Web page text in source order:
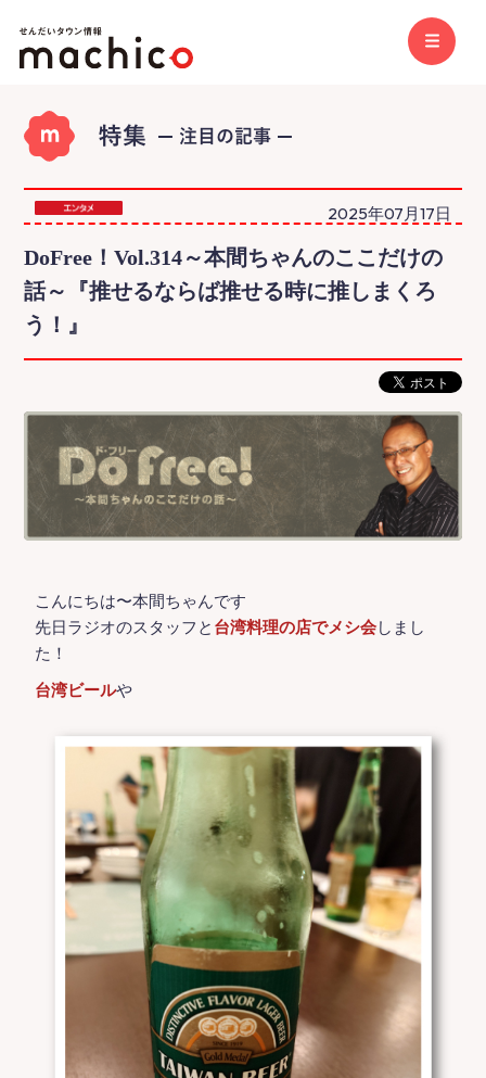
2025年07月17日
DoFree！Vol.314～本間ちゃんのここだけの
話～『推せるならば推せる時に推しまくろ
う！』
こんにちは〜本間ちゃんです
先日ラジオのスタッフと 台湾料理の店でメシ会しまし
た！
台湾ビールや